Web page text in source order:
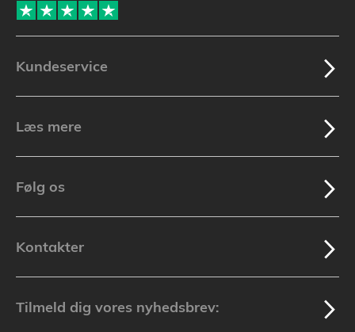
Kundeservice
Læs mere
Følg os
Kontakter
Tilmeld dig vores nyhedsbrev: